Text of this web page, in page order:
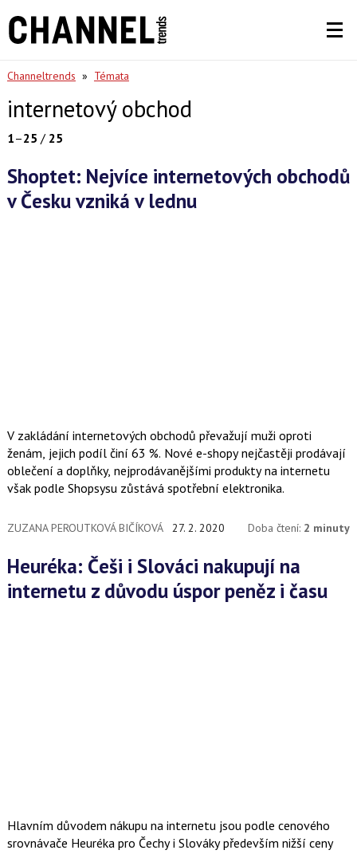
Channeltrends » Témata
internetový obchod
1–25 / 25
Shoptet: Nejvíce internetových obchodů
v Česku vzniká v lednu
V zakládání internetových obchodů převažují muži oproti
ženám, jejich podíl činí 63 %. Nové e-shopy nejčastěji prodávají
oblečení a doplňky, nejprodávanějšími produkty na internetu
však podle Shopsysu zůstává spotřební elektronika.
ZUZANA PEROUTKOVÁ BIČÍKOVÁ 27. 2. 2020 Doba čtení: 2 minuty
Heuréka: Češi i Slováci nakupují na
internetu z důvodu úspor peněz i času
Hlavním důvodem nákupu na internetu jsou podle cenového
srovnávače Heuréka pro Čechy i Slováky především nižší ceny